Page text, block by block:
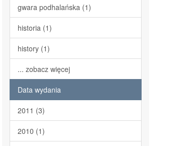
gwara podhalańska (1)
historia (1)
history (1)
... zobacz więcej
Data wydania
2011 (3)
2010 (1)